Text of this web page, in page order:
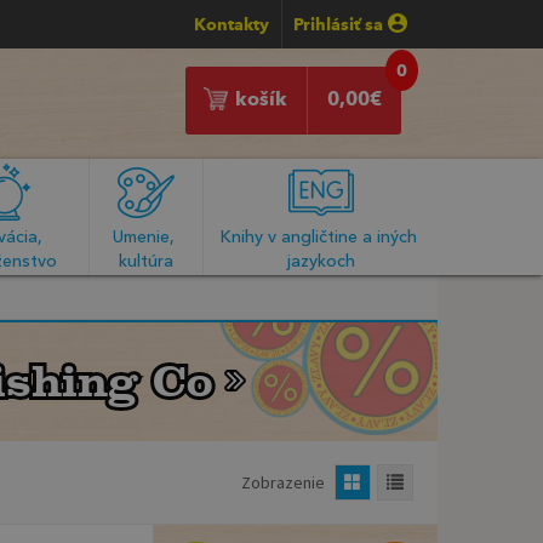
Kontakty Prihlásiť sa
0
0,00€
košík
Umenie,
kultúra
Knihy v angličtine a iných
jazykoch
Co
Co
Zobrazenie